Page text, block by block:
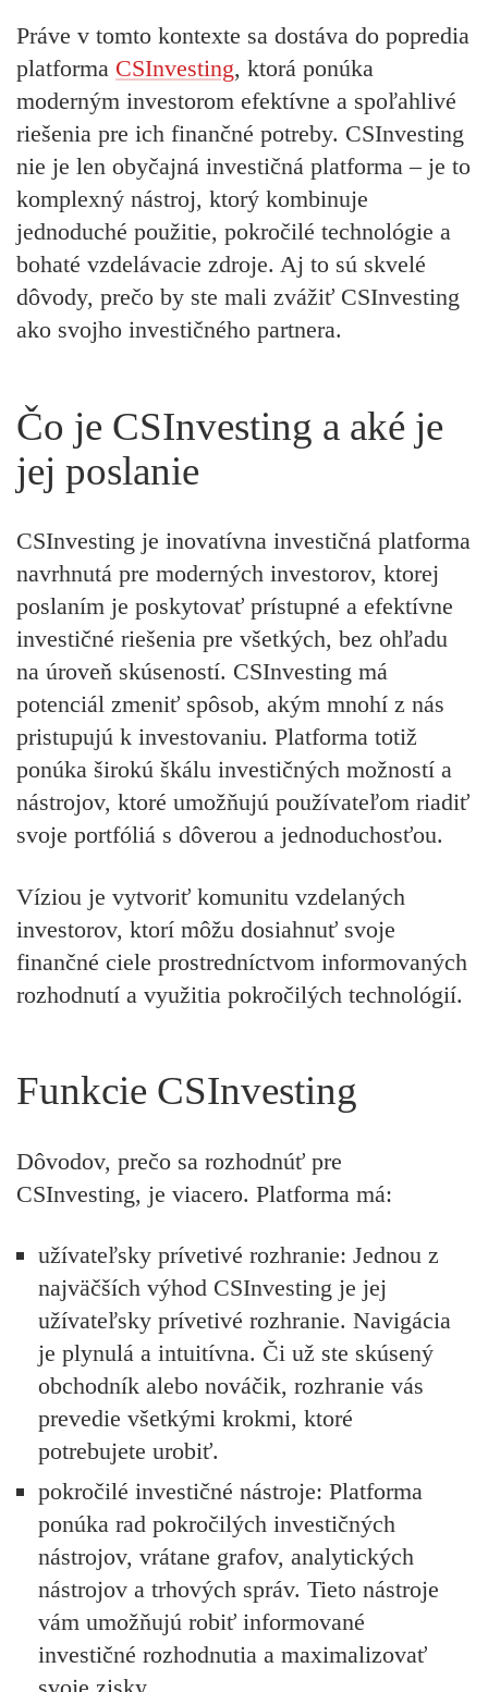
Práve v tomto kontexte sa dostáva do popredia
platforma CSInvesting, ktorá ponúka
moderným investorom efektívne a spoľahlivé
riešenia pre ich finančné potreby. CSInvesting
nie je len obyčajná investičná platforma – je to
komplexný nástroj, ktorý kombinuje
jednoduché použitie, pokročilé technológie a
bohaté vzdelávacie zdroje. Aj to sú skvelé
dôvody, prečo by ste mali zvážiť CSInvesting
ako svojho investičného partnera.
Čo je CSInvesting a aké je
jej poslanie
CSInvesting je inovatívna investičná platforma
navrhnutá pre moderných investorov, ktorej
poslaním je poskytovať prístupné a efektívne
investičné riešenia pre všetkých, bez ohľadu
na úroveň skúseností. CSInvesting má
potenciál zmeniť spôsob, akým mnohí z nás
pristupujú k investovaniu. Platforma totiž
ponúka širokú škálu investičných možností a
nástrojov, ktoré umožňujú používateľom riadiť
svoje portfóliá s dôverou a jednoduchosťou.
Víziou je vytvoriť komunitu vzdelaných
investorov, ktorí môžu dosiahnuť svoje
finančné ciele prostredníctvom informovaných
rozhodnutí a využitia pokročilých technológií.
Funkcie CSInvesting
Dôvodov, prečo sa rozhodnúť pre
CSInvesting, je viacero. Platforma má:
užívateľsky prívetivé rozhranie: Jednou z
najväčších výhod CSInvesting je jej
užívateľsky prívetivé rozhranie. Navigácia
je plynulá a intuitívna. Či už ste skúsený
obchodník alebo nováčik, rozhranie vás
prevedie všetkými krokmi, ktoré
potrebujete urobiť.
pokročilé investičné nástroje: Platforma
ponúka rad pokročilých investičných
nástrojov, vrátane grafov, analytických
nástrojov a trhových správ. Tieto nástroje
vám umožňujú robiť informované
investičné rozhodnutia a maximalizovať